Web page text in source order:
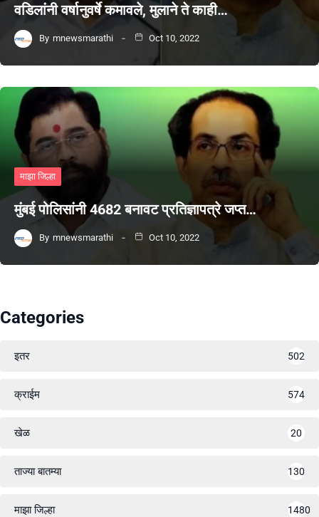
वडिलांनी वर्षानुवर्षे कमावले, मुलाने ते काही…
By mnewsmarathi Oct 10, 2022
माझा जिल्हा
मुंबई पोलिसांनी 4682 बनावट प्रतिज्ञापत्रे जप्त…
By mnewsmarathi Oct 10, 2022
Categories
इतर 502
क्राईम 574
खेळ 20
ताज्या बातम्या 130
माझा जिल्हा 1480